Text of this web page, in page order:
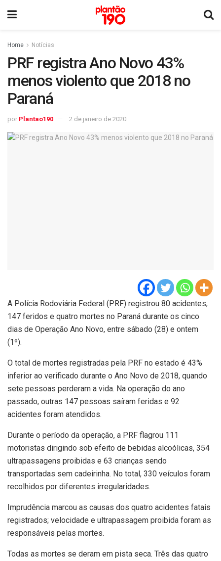
Home Notícias
PRF registra Ano Novo 43%
menos violento que 2018 no
Paraná
por Plantao190 2 de janeiro de 2020
A Polícia Rodoviária Federal (PRF) registrou 80 acidentes,
147 feridos e quatro mortes no Paraná durante os cinco
dias de Operação Ano Novo, entre sábado (28) e ontem
(1º).
O total de mortes registradas pela PRF no estado é 43%
inferior ao verificado durante o Ano Novo de 2018, quando
sete pessoas perderam a vida. Na operação do ano
passado, outras 147 pessoas saíram feridas e 92
acidentes foram atendidos.
Durante o período da operação, a PRF flagrou 111
motoristas dirigindo sob efeito de bebidas alcoólicas, 354
ultrapassagens proibidas e 63 crianças sendo
transportadas sem cadeirinha. No total, 330 veículos foram
recolhidos por diferentes irregularidades.
Imprudência marcou as causas dos quatro acidentes fatais
registrados; velocidade e ultrapassagem proibida foram as
responsáveis pelas mortes.
Todas as mortes se deram em pista seca. Três das quatro